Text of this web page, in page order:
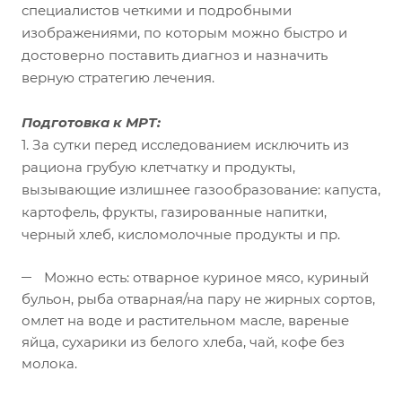
специалистов четкими и подробными
изображениями, по которым можно быстро и
достоверно поставить диагноз и назначить
верную стратегию лечения.
Подготовка к МРТ:
1. За сутки перед исследованием исключить из
рациона грубую клетчатку и продукты,
вызывающие излишнее газообразование: капуста,
картофель, фрукты, газированные напитки,
черный хлеб, кисломолочные продукты и пр.
Можно есть: отварное куриное мясо, куриный
бульон, рыба отварная/на пару не жирных сортов,
омлет на воде и растительном масле, вареные
яйца, сухарики из белого хлеба, чай, кофе без
молока.